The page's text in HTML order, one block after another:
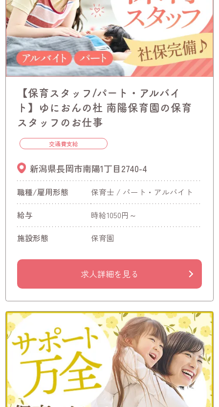
【保育スタッフ/パート・アルバイ
ト】ゆにおんの杜 南陽保育園の保育
スタッフのお仕事
交通費支給
新潟県長岡市南陽1丁目2740-4
職種/雇用形態 保育士 / パート・アルバイト
給与 時給1050円～
施設形態 保育園
求人詳細を見る